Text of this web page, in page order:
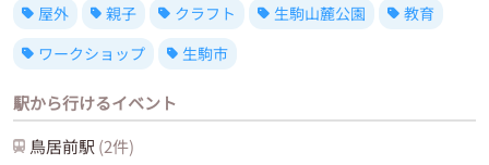
屋外
親子 クラフト 生駒山麓公園
教育
ワークショップ
生駒市
駅から行けるイベント
鳥居前駅 (2件)